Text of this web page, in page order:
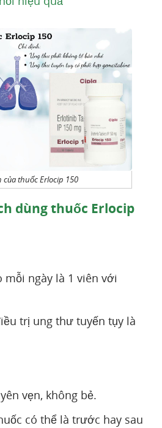
của thuốc Erlocip 150
dùng thuốc Erlocip
mỗi ngày là 1 viên với
trị ung thư tuyến tụy là
vẹn, không bẻ.
có thể là trước hay sau